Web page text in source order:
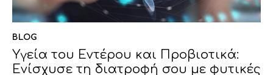
BLOG
Υγεία του Εντέρου και Προβιοτικά:
Ενίσχυσε τη διατροφή σου με φυτικές